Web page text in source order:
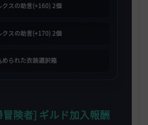
クスの助言(+160) 2個
クスの助言(+170) 2個
められた衣装選択箱
冒険者] ギルド加入報酬